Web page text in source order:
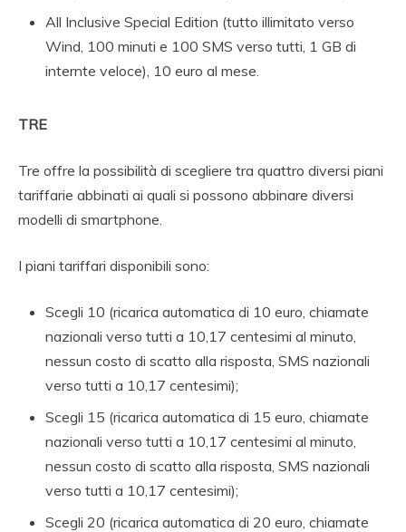
All Inclusive Special Edition (tutto illimitato verso
Wind, 100 minuti e 100 SMS verso tutti, 1 GB di
internte veloce), 10 euro al mese.
TRE
Tre offre la possibilità di scegliere tra quattro diversi piani
tariffarie abbinati ai quali si possono abbinare diversi
modelli di smartphone.
I piani tariffari disponibili sono:
Scegli 10 (ricarica automatica di 10 euro, chiamate
nazionali verso tutti a 10,17 centesimi al minuto,
nessun costo di scatto alla risposta, SMS nazionali
verso tutti a 10,17 centesimi);
Scegli 15 (ricarica automatica di 15 euro, chiamate
nazionali verso tutti a 10,17 centesimi al minuto,
nessun costo di scatto alla risposta, SMS nazionali
verso tutti a 10,17 centesimi);
Scegli 20 (ricarica automatica di 20 euro, chiamate